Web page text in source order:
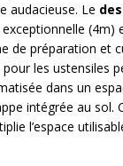
audacieuse. Le
(4m)
de préparation et
les ustensiles
dans un
intégrée au sol.
l’espace